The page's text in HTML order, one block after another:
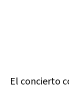
El concierto